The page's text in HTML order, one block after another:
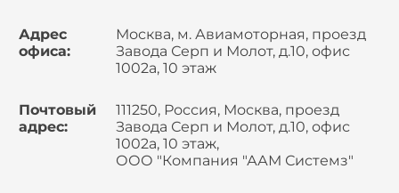
Адрес
офиса:
Москва, м. Авиамоторная, проезд
Завода Серп и Молот, д.10, офис
1002а, 10 этаж
Почтовый
адрес:
111250, Россия, Москва, проезд
Завода Серп и Молот, д.10, офис
1002а, 10 этаж,
ООО "Компания "ААМ Системз"